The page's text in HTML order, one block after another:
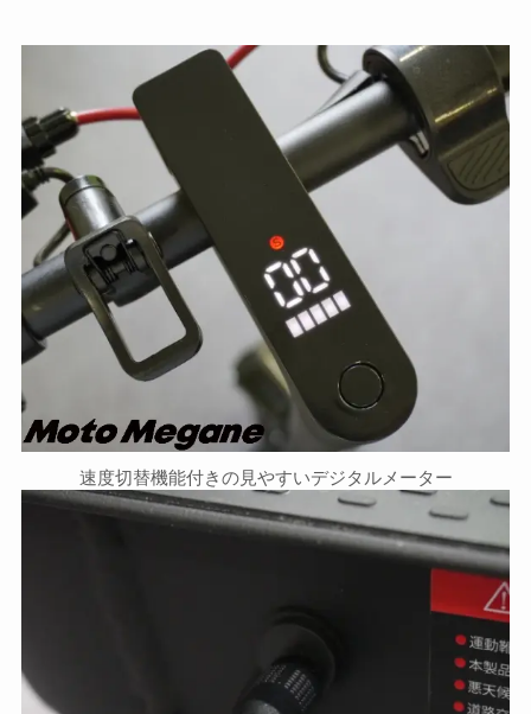
速度切替機能付きの見やすいデジタルメーター